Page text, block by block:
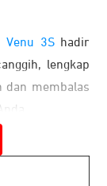
Venu 3Shadir
lengkap
dan membalas